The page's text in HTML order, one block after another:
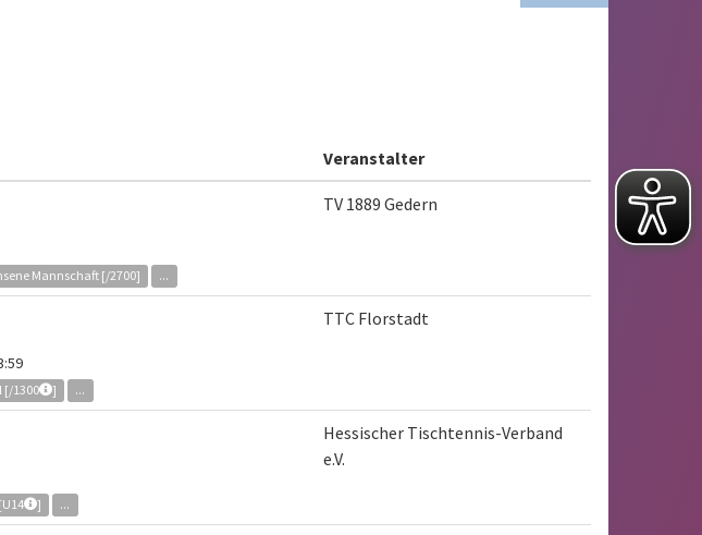
Veranstalter
Mannschaft [/2700] ...
TV 1889 Gedern
[/1300 ] ...
TTC Florstadt
] ...
Hessischer Tischtennis-Verband
e.V.